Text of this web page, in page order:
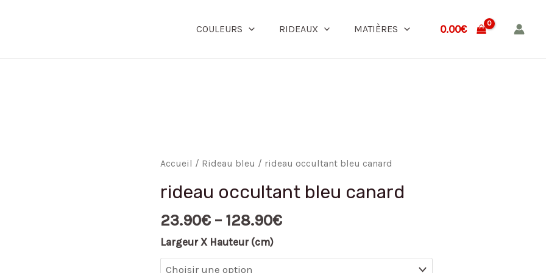
COULEURS RIDEAUX MATIÈRES 0.00€
Accueil / Rideau bleu / rideau occultant bleu canard
rideau occultant bleu canard
23.90€– 128.90€
Largeur X Hauteur (cm)
quantité
rideau
occultant
bleu
canard